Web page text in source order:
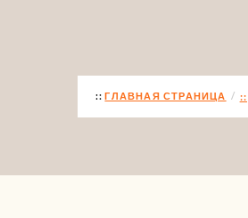
ГЛАВНАЯ СТРАНИЦА